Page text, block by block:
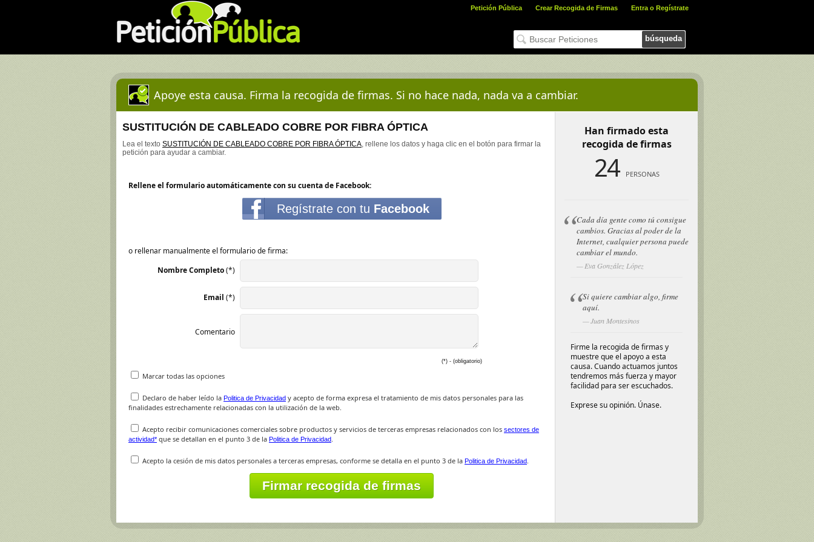
Petición Pública Crear Recogida de Firmas Entra o Regístrate
búsqueda
Apoye esta causa. Firma la recogida de firmas. Si no hace nada, nada va a cambiar.
SUSTITUCIÓN DE CABLEADO COBRE POR FIBRA ÓPTICA
Lea el texto SUSTITUCIÓN DE CABLEADO COBRE POR FIBRA ÓPTICA, rellene los datos y haga clic en el botón para firmar la
petición para ayudar a cambiar.
Rellene el formulario automáticamente con su cuenta de Facebook:
Regístrate con tu Facebook
o rellenar manualmente el formulario de firma:
Nombre Completo(*)
Email (*)
Comentario
(*) - (obligatorio)
Marcar todas las opciones
Declaro de haber leído la Politica de Privacidad y acepto de forma expresa el tratamiento de mis datos personales para las
finalidades estrechamente relacionadas con la utilización de la web.
Acepto recibir comunicaciones comerciales sobre productos y servicios de terceras empresas relacionados con los sectores de
actividad* que se detallan en el punto 3 de la Politica de Privacidad
Acepto la cesión de mis datos personales a terceras empresas, conforme se detalla en el punto 3 de la Politica de Privacidad
Han firmado esta
recogida de firmas
24 PERSONAS
Cada día gente como tú consigue
cambios. Gracias al poder de la
Internet, cualquier persona puede
cambiar el mundo.
Eva González López
Si quiere cambiar algo, firme
aquí.
Juan Montesinos
Firme la recogida de firmas y
muestre que el apoyo a esta
causa. Cuando actuamos juntos
tendremos más fuerza y mayor
facilidad para ser escuchados.
Exprese su opinión. Únase.